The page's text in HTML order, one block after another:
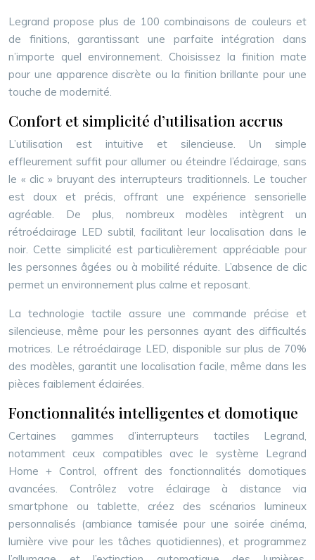
Legrand propose plus de 100 combinaisons de couleurs et
de finitions, garantissant une parfaite intégration dans
n’importe quel environnement. Choisissez la finition mate
pour une apparence discrète ou la finition brillante pour une
touche de modernité.
Confort et simplicité d’utilisation accrus
L’utilisation est intuitive et silencieuse. Un simple
effleurement suffit pour allumer ou éteindre l’éclairage, sans
le « clic » bruyant des interrupteurs traditionnels. Le toucher
est doux et précis, offrant une expérience sensorielle
agréable. De plus, nombreux modèles intègrent un
rétroéclairage LED subtil, facilitant leur localisation dans le
noir. Cette simplicité est particulièrement appréciable pour
les personnes âgées ou à mobilité réduite. L’absence de clic
permet un environnement plus calme et reposant.
La technologie tactile assure une commande précise et
silencieuse, même pour les personnes ayant des difficultés
motrices. Le rétroéclairage LED, disponible sur plus de 70%
des modèles, garantit une localisation facile, même dans les
pièces faiblement éclairées.
Fonctionnalités intelligentes et domotique
Certaines gammes d’interrupteurs tactiles Legrand,
notamment ceux compatibles avec le système Legrand
Home + Control, offrent des fonctionnalités domotiques
avancées. Contrôlez votre éclairage à distance via
smartphone ou tablette, créez des scénarios lumineux
personnalisés (ambiance tamisée pour une soirée cinéma,
lumière vive pour les tâches quotidiennes), et programmez